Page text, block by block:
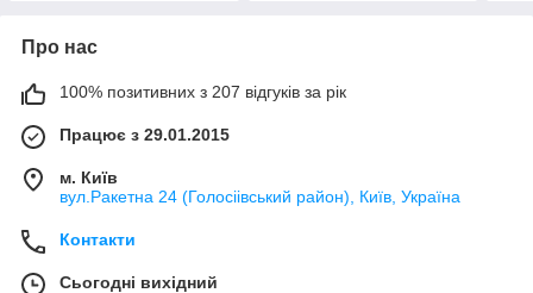
Про нас
100% позитивних з 207 відгуків за рік
Працює з 29.01.2015
м. Київ
вул.Ракетна 24 (Голосіівський район), Київ, Україна
Контакти
Сьогодні вихідний